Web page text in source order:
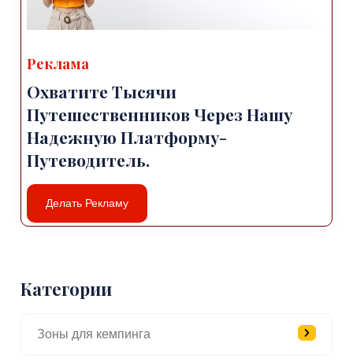
Реклама
Охватите Тысячи
Путешественников Через Нашу
Надежную Платформу-
Путеводитель.
Делать Рекламу
Категории
Зоны для кемпинга